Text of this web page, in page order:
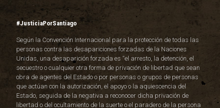
#JusticiaPorSantiago
Según la Convención Internacional para la protección de todas las
personas contra las desapariciones forzadas de la Naciones
Unidas, una desaparición forzada es “el arresto, la detención, el
secuestro o cualquier otra forma de privación de libertad que sean
obra de agentes del Estado o por personas o grupos de personas
que actúan con la autorización, el apoyo o la aquiescencia del
Estado, seguida de la negativa a reconocer dicha privación de
libertad o del ocultamiento de la suerte o el paradero de la persona